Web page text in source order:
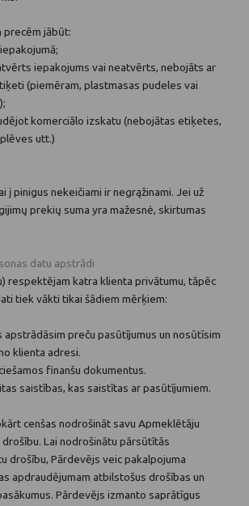
precēm jābūt:
iepakojums vai neatvērts, nebojāts ar
(piemēram, plastmasas pudeles vai
komerciālo izskatu (nebojātas etiķetes,
utt.)
į pinigus nekeičiami ir negrąžinami. Jei už
prekių suma yra mažesnė, skirtumas
datu apstrādi
respektējam katra klienta privātumu, tāpēc
tiek vākti tikai šādiem mērķiem:
apstrādāsim preču pasūtījumus un nosūtīsim
klienta adresi.
finanšu dokumentus.
saistības, kas saistītas ar pasūtījumiem.
cenšas nodrošināt savu Apmeklētāju
Lai nodrošinātu pārsūtītās
drošību, Pārdevējs veic pakalpojuma
apdraudējumam atbilstošus drošības un
Pārdevējs izmanto saprātīgus